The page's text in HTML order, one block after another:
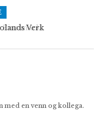
Verk
med en venn og kollega.